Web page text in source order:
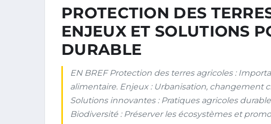
PROTECTION DES
ENJEUX ET SOLUTIONS
DURABLE
EN BREF Protection des terres agricoles :
alimentaire. Enjeux : Urbanisation, changement
Solutions innovantes : Pratiques agricoles
Biodiversité : Préserver les écosystèmes et